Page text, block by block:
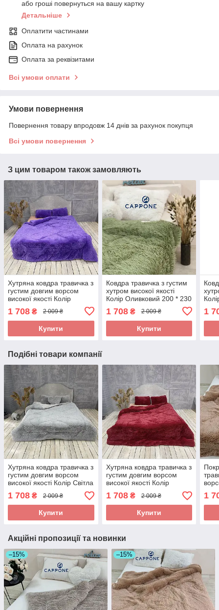
або гроші повернуться на вашу картку
Детальніше
Оплатити частинами
Оплата на рахунок
Оплата за реквізитами
Всі умови оплати
Умови повернення
Повернення товару впродовж 14 днів за рахунок покупця
Всі умови повернення
З цим товаром також замовляють
Хутряна ковдра травичка з
густим довгим ворсом
високої якості Колір
Фіолетовий 200 * 230 см
1 708 ₴ 2 009 ₴
Купити
Ковдра травичка з густим
хутром високої якості
Колір Оливковий 200 * 230
1 708₴ 2 009 ₴
Купити
1
Подібні товари компанії
Хутряна ковдра травичка з
густим довгим ворсом
високої якості Колір Світла
сталь 200 * 230 см
1 708 ₴ 2 009 ₴
Купити
Хутряна ковдра травичка з
густим довгим ворсом
високої якості Колір
Червоний 200 * 230 см
1 708₴ 2 009 ₴
Купити
1
Акційні пропозиції та новинки
–15% –15%